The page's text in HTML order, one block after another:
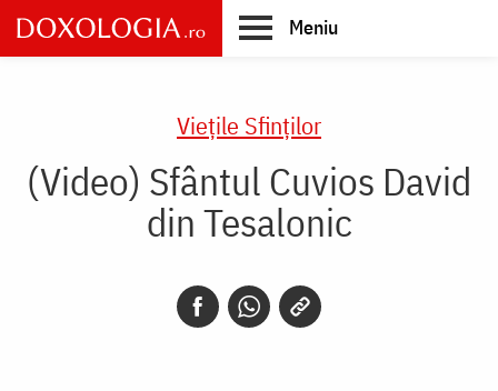
Skip
to
main
Meniu
Vieţile Sfinţilor
(Video) Sfântul Cuvios David
din Tesalonic